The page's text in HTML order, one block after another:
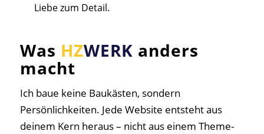
Liebe zum Detail.
Was HZWERK anders
macht
Ich baue keine Baukästen, sondern
Persönlichkeiten. Jede Website entsteht aus
deinem Kern heraus – nicht aus einem Theme-